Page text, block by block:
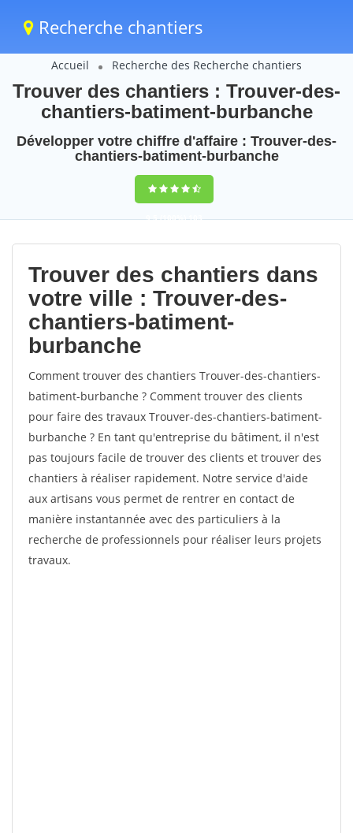
Recherche chantiers
Accueil Recherche des Recherche chantiers
Trouver des chantiers : Trouver-des-
chantiers-batiment-burbanche
Développer votre chiffre d'affaire : Trouver-des-
chantiers-batiment-burbanche
9,5(100%)103
votes
Trouver des chantiers dans
votre ville : Trouver-des-
chantiers-batiment-
burbanche
Comment trouver des chantiers Trouver-des-chantiers-
batiment-burbanche ? Comment trouver des clients
pour faire des travaux Trouver-des-chantiers-batiment-
burbanche ? En tant qu'entreprise du bâtiment, il n'est
pas toujours facile de trouver des clients et trouver des
chantiers à réaliser rapidement. Notre service d'aide
aux artisans vous permet de rentrer en contact de
manière instantannée avec des particuliers à la
recherche de professionnels pour réaliser leurs projets
travaux.